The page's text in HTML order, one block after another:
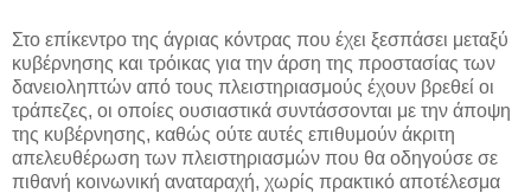
Στο επίκεντρο της άγριας κόντρας που έχει ξεσπάσει μεταξύ
κυβέρνησης και τρόικας για την άρση της προστασίας των
δανειοληπτών από τους πλειστηριασμούς έχουν βρεθεί οι
τράπεζες, οι οποίες ουσιαστικά συντάσσονται με την άποψη
της κυβέρνησης, καθώς ούτε αυτές επιθυμούν άκριτη
απελευθέρωση των πλειστηριασμών που θα οδηγούσε σε
πιθανή κοινωνική αναταραχή, χωρίς πρακτικό αποτέλεσμα